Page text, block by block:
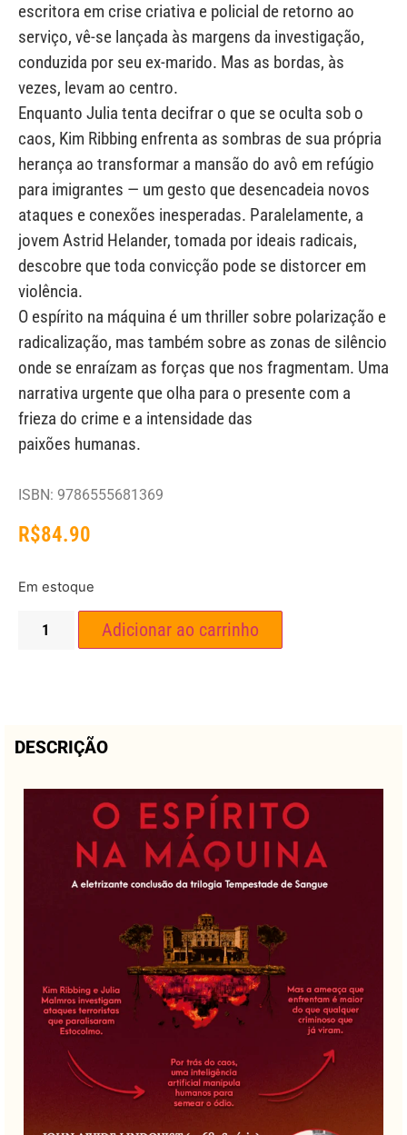
escritora em crise criativa e policial de retorno ao
serviço, vê-se lançada às margens da investigação,
conduzida por seu ex-marido. Mas as bordas, às
vezes, levam ao centro.
Enquanto Julia tenta decifrar o que se oculta sob o
caos, Kim Ribbing enfrenta as sombras de sua própria
herança ao transformar a mansão do avô em refúgio
para imigrantes — um gesto que desencadeia novos
ataques e conexões inesperadas. Paralelamente, a
jovem Astrid Helander, tomada por ideais radicais,
descobre que toda convicção pode se distorcer em
violência.
O espírito na máquina é um thriller sobre polarização e
radicalização, mas também sobre as zonas de silêncio
onde se enraízam as forças que nos fragmentam. Uma
narrativa urgente que olha para o presente com a
frieza do crime e a intensidade das
paixões humanas.
ISBN: 9786555681369
R$84.90
Em estoque
Adicionar ao carrinho
DESCRIÇÃO